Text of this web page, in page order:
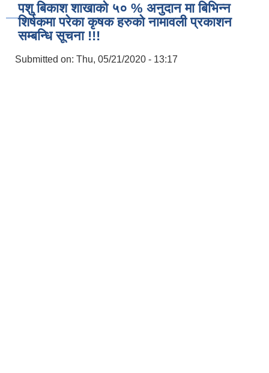
पशु बिकाश शाखाको ५० % अनुदान मा बिभिन्न
शिर्षकमा परेका कृषक हरुको नामावली प्रकाशन
सम्बन्धि सूचना !!!
Submitted on: Thu, 05/21/2020 - 13:17